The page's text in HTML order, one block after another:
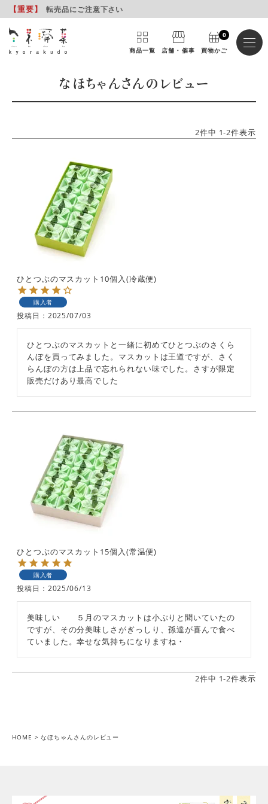
【重要】 転売品にご注意下さい
商品一覧 店舗・催事 買物かご
0
なほちゃんさんのレビュー
2件中 1-2件表示
ひとつぶのマスカット10個入(冷蔵便)
購入者
投稿日 2025/07/03
ひとつぶのマスカットと一緒に初めてひとつぶのさくら
んぼを買ってみました。マスカットは王道ですが、さく
らんぼの方は上品で忘れられない味でした。さすが限定
販売だけあり最高でした
ひとつぶのマスカット15個入(常温便)
購入者
投稿日 2025/06/13
美味しい　　５月のマスカットは小ぶりと聞いていたの
ですが、その分美味しさがぎっしり、孫達が喜んで食べ
2件中 1-2件表示
HOME なほちゃんさんのレビュー